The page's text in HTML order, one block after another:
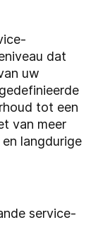
dat
uw
tot een
van meer
langdurige
service-